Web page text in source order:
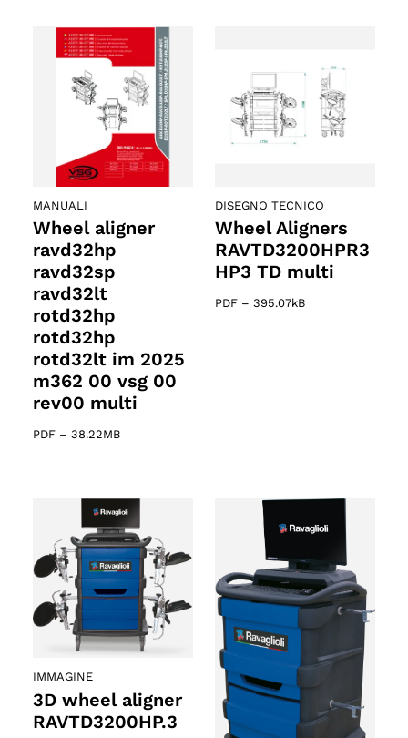
MANUALI
Wheel aligner
ravd32hp
ravd32sp
ravd32lt
rotd32hp
rotd32hp
rotd32lt im 2025
m362 00 vsg 00
rev00 multi
PDF – 38.22MB
DISEGNO TECNICO
Wheel Aligners
RAVTD3200HPR3
HP3 TD multi
PDF – 395.07kB
IMMAGINE
3D wheel aligner
RAVTD3200HP.3